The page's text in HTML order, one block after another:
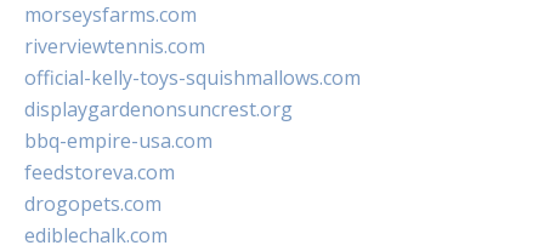
morseysfarms.com
riverviewtennis.com
official-kelly-toys-squishmallows.com
displaygardenonsuncrest.org
bbq-empire-usa.com
feedstoreva.com
drogopets.com
ediblechalk.com